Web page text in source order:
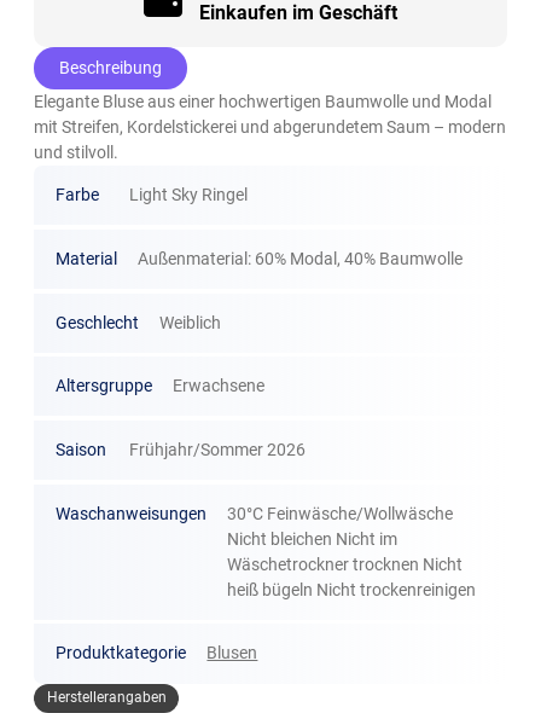
Einkaufen im Geschäft
Beschreibung
Elegante Bluse aus einer hochwertigen Baumwolle und Modal
mit Streifen, Kordelstickerei und abgerundetem Saum – modern
und stilvoll.
Farbe Light Sky Ringel
Material Außenmaterial: 60% Modal, 40% Baumwolle
Geschlecht Weiblich
Altersgruppe Erwachsene
Saison Frühjahr/Sommer 2026
Waschanweisungen
30°C Feinwäsche/Wollwäsche
Nicht bleichen Nicht im
Wäschetrockner trocknen Nicht
heiß bügeln Nicht trockenreinigen
Produktkategorie Blusen
Herstellerangaben